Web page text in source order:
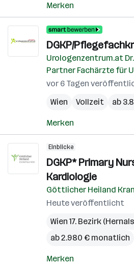
Merken
DGKP/
Urologenzentrum.at Dr.
Partner Fachärzte für
vor 6 Tagen
Wien
Vollzeit ab
Merken
Einblicke
DGKP* Primary
Kardiologie
Göttlicher Heiland
Heute veröffentlicht
Wien 17. Bezirk
ab 2.980 € monatlich
Merken